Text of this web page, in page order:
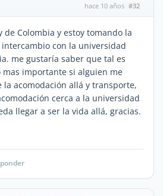
hace 10 años #32
de Colombia y estoy tomando la
con la universidad
me gustaría saber que tal es
importante si alguien me
acomodación allá y transporte,
cerca a la universidad
llegar a ser la vida allá, gracias.